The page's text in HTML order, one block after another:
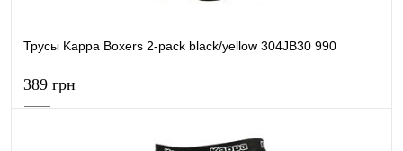
Трусы Kappa Boxers 2-pack black/yellow 304JB30 990
389 грн